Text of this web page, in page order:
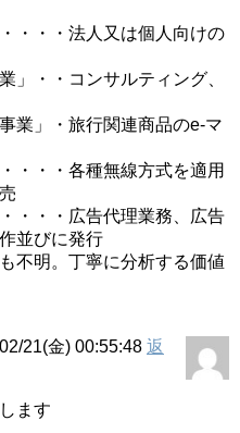
・・・法人又は個人向けの
」・・コンサルティング、
業」・旅行関連商品のe-マ
・・・各種無線方式を適用
・・・広告代理業務、広告
並びに発行
不明。丁寧に分析する価値
21(金) 00:55:48 返
ます